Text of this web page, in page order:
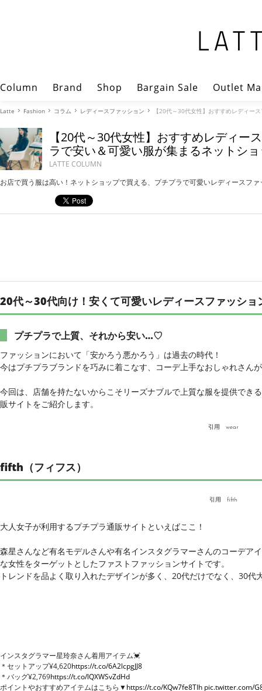
Column Brand Shop Bargain Sale Outlet
Latte Fashion コラム レディースファッション 【20代～30代女性】おすすめレディー
【20代～30代女性】おすすめレディー
ラで安い＆可愛い服が集まるネットシ
LATTE COLUMN
お店で買う服は高い！ネットショップで買える、プチプラで可愛いレディースフ
20代～30代向け！安くて可愛いレディースファッショ
プチプラで上質、それから安い…♡
ファッションにおいて「安かろう悪かろう」は過去の時代！
今はプチプラブランドを巧みに着こなす、コーデ上手なおしゃれさん
今回は、店舗を持たないからこそリーズナブルで上質な服を提供でき
販サイトをご紹介します。
引用 wear
fifth（フィフス）
引用 fifth
大人女子が利用するプチプラ通販サイトといえばここ！
森星さんなど有名モデルさんや有名インスタグラマーさんのコーデア
な女性をターゲットとしたファストファッションサイトです。
トレンドを品よく取り入れたデザインが多く、20代だけでなく、30
インスタグラマー星玲奈さん着用アイテム💓
＊セットアップ¥4,620https://t.co/6A2lcpgJJ8
＊バッグ¥2,769https://t.co/lQXWSvZdHd
ポイントやおすすめアイテムはこちら▼https://t.co/KQw7fe8TIh pic.twitter.com/